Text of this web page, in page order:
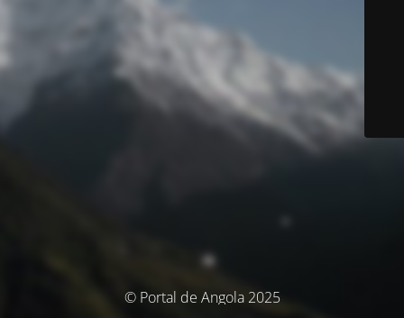
© Portal de Angola 2025